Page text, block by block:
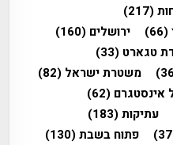
(217)
(66) ירושלים (160)
טגארט (33)
משטרת ישראל (82)
אינסטגרם (62)
עתיקות(183)
פתוח בשבת(130)